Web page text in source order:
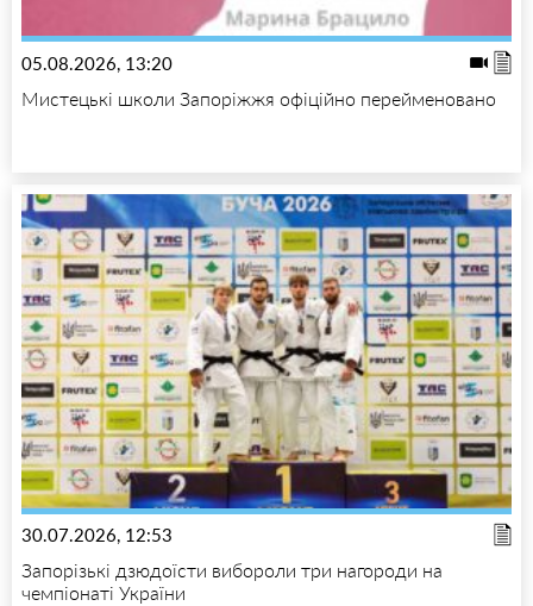
05.08.2026, 13:20
Мистецькі школи Запоріжжя офіційно перейменовано
30.07.2026, 12:53
Запорізькі дзюдоїсти вибороли три нагороди на
чемпіонаті України